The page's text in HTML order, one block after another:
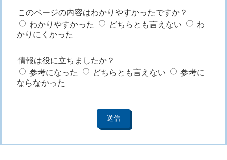
このページの内容はわかりやすかったですか？
わかりやすかった
どちらとも言えない
わ
かりにくかった
情報は役に立ちましたか？
参考になった
どちらとも言えない
参考に
ならなかった